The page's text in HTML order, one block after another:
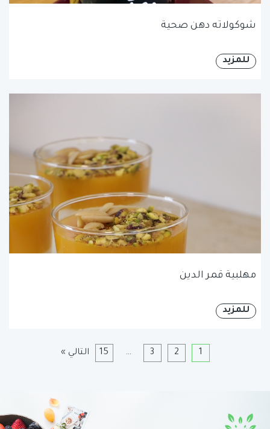
شوكولاته دهن صحية
للمزيد
مهلبية قمر الدين
للمزيد
1
2
3
…
15 التالي »